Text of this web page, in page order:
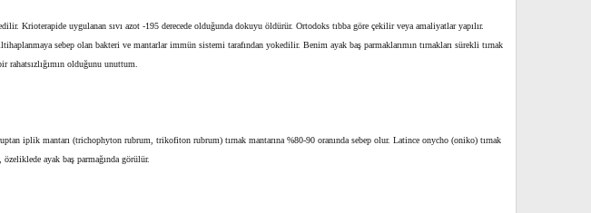
Krioterapide uygulanan sıvı azot -195 derecede olduğunda dokuyu öldürür. Ortodoks tıbba göre çekilir veya amaliyatlar yapılır.
sebep olan bakteri ve mantarlar immün sistemi tarafından yokedilir. Benim ayak baş parmaklarımın tırnakları sürekli tırnak
olduğunu unuttum.
iplik mantarı (trichophyton rubrum, trikofiton rubrum) tırnak mantarına %80-90 oranında sebep olur. Latince onycho (oniko) tırnak
ayak baş parmağında görülür.